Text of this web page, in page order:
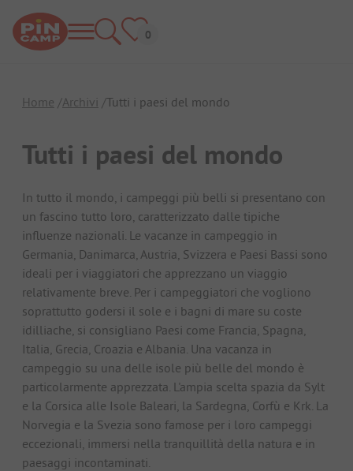
Home Archivi Tutti i paesi del mondo
Tutti i paesi del mondo
In tutto il mondo, i campeggi più belli si presentano con
un fascino tutto loro, caratterizzato dalle tipiche
influenze nazionali. Le vacanze in campeggio in
Germania, Danimarca, Austria, Svizzera e Paesi Bassi sono
ideali per i viaggiatori che apprezzano un viaggio
relativamente breve. Per i campeggiatori che vogliono
soprattutto godersi il sole e i bagni di mare su coste
idilliache, si consigliano Paesi come Francia, Spagna,
Italia, Grecia, Croazia e Albania. Una vacanza in
campeggio su una delle isole più belle del mondo è
particolarmente apprezzata. L'ampia scelta spazia da Sylt
e la Corsica alle Isole Baleari, la Sardegna, Corfù e Krk. La
Norvegia e la Svezia sono famose per i loro campeggi
eccezionali, immersi nella tranquillità della natura e in
paesaggi incontaminati.